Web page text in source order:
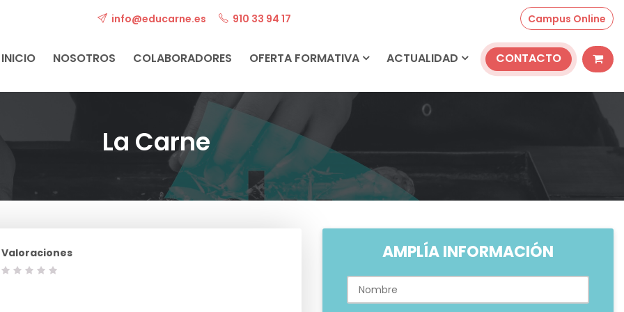
info@educarne.es 910 33 94 17 Campus Online
INICIO NOSOTROS COLABORADORES OFERTA FORMATIVA ACTUALIDAD CONTACTO
La Carne
Valoraciones AMPLÍA INFORMACIÓN